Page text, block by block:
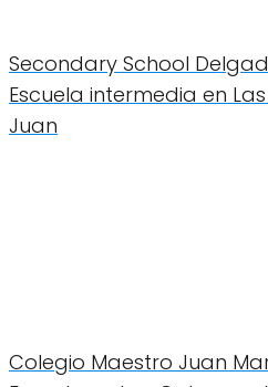
Secondary School
Escuela intermedia en
Juan
Colegio Maestro Juan